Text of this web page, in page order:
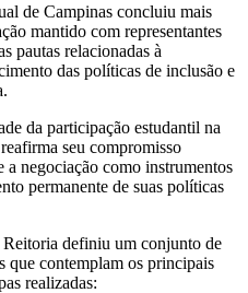
de Campinas concluiu mais
mantido com representantes
pautas relacionadas à
das políticas de inclusão e
da participação estudantil na
seu compromisso
negociação como instrumentos
permanente de suas políticas
Reitoria definiu um conjunto de
que contemplam os principais
realizadas: